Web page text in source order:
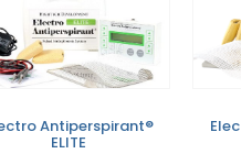
Antiperspirant®
ELITE